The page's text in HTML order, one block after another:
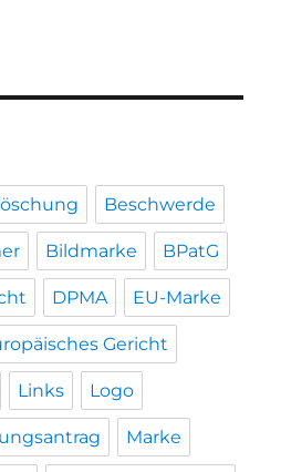
Beschwerde
Bildmarke BPatG
DPMA EU-Marke
Gericht
Links Logo
Marke